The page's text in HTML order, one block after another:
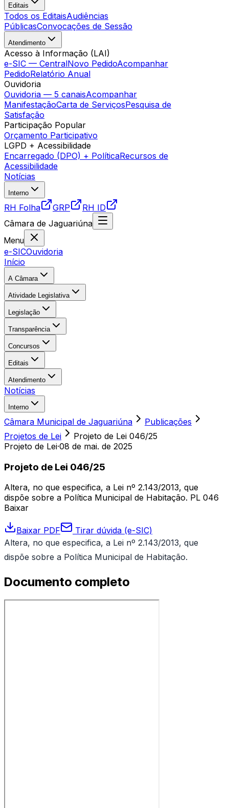
Editais
Todos os EditaisAudiências
PúblicasConvocações de Sessão
Atendimento
Acesso à Informação (LAI)
e-SIC — CentralNovo PedidoAcompanhar
PedidoRelatório Anual
Ouvidoria
Ouvidoria — 5 canaisAcompanhar
ManifestaçãoCarta de ServiçosPesquisa de
Satisfação
Participação Popular
Orçamento Participativo
LGPD + Acessibilidade
Encarregado (DPO) + PolíticaRecursos de
Acessibilidade
Notícias
Interno
RH Folha GRP
RH ID
Câmara de Jaguariúna
Menu
e-SICOuvidoria
Início
A Câmara
Atividade Legislativa
Legislação
Transparência
Concursos
Editais
Atendimento
Notícias
Interno
Câmara Municipal de Jaguariúna
Publicações
Projetos de Lei
Projeto de Lei 046/25
Projeto de Lei·08 de mai. de 2025
Projeto de Lei 046/25
Altera, no que especifica, a Lei nº 2.143/2013, que
dispõe sobre a Política Municipal de Habitação. PL 046
Baixar
Baixar PDF
Tirar dúvida (e-SIC)
Altera, no que especifica, a Lei nº 2.143/2013, que
dispõe sobre a Política Municipal de Habitação.
Documento completo